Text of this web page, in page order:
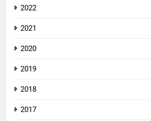
2022
2021
2020
2019
2018
2017